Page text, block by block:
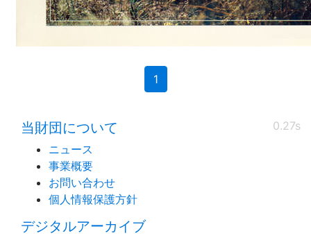
1(current)
0.27s
当財団について
ニュース
事業概要
お問い合わせ
個人情報保護方針
デジタルアーカイブ